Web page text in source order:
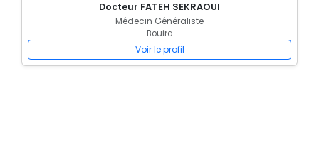
Docteur FATEH SEKRAOUI
Médecin Généraliste
Bouira
Voir le profil